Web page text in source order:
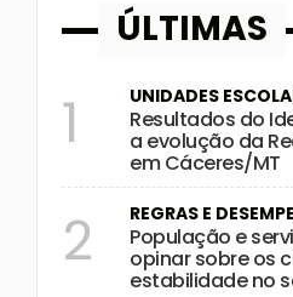
ÚLTIMAS
1 UNIDADES
Resultados do
a evolução da
em Cáceres/MT
2 REGRAS E
População e
opinar sobre os
estabilidade no